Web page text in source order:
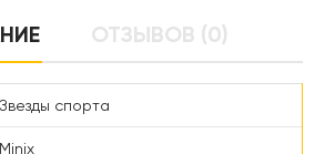
ОТЗЫВОВ (0)
Звезды спорта
Minix